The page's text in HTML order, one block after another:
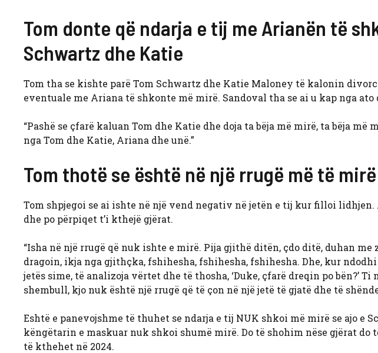
Tom donte që ndarja e tij me Arianën të
Schwartz dhe Katie
Tom tha se kishte parë Tom Schwartz dhe Katie Maloney të kalonin
eventuale me Ariana të shkonte më mirë. Sandoval tha se ai u kap nga
“Pashë se çfarë kaluan Tom dhe Katie dhe doja ta bëja më mirë, ta bëja
nga Tom dhe Katie, Ariana dhe unë.”
Tom thotë se është në një rrugë më të mirë
Tom shpjegoi se ai ishte në një vend negativ në jetën e tij kur filloi
dhe po përpiqet t’i kthejë gjërat.
“Isha në një rrugë që nuk ishte e mirë. Pija gjithë ditën, çdo ditë, duhan
dragoin, ikja nga gjithçka, fshihesha, fshihesha, fshihesha. Dhe, kur
jetës sime, të analizoja vërtet dhe të thosha, ‘Duke, çfarë dreqin po bën?’
shembull, kjo nuk është një rrugë që të çon në një jetë të gjatë dhe të
Eshtë e panevojshme të thuhet se ndarja e tij NUK shkoi më mirë se ajo e
këngëtarin e maskuar nuk shkoi shumë mirë. Do të shohim nëse gjërat do
të kthehet në 2024.